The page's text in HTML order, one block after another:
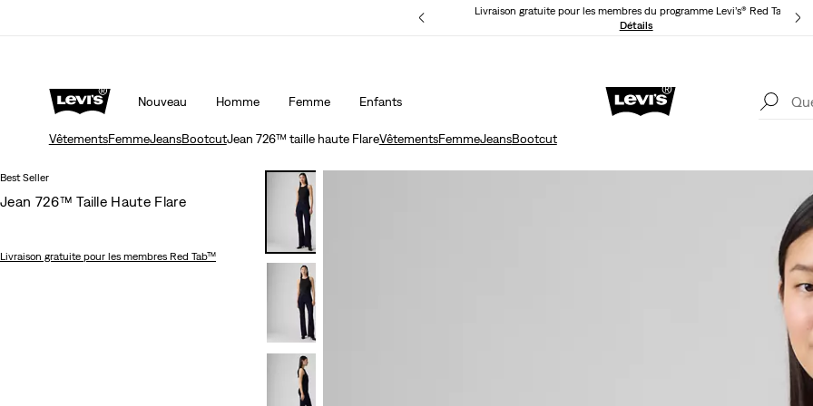
Livraison gratuite pour les membres du programme Levi’s® Red Tab™.
Détails
Nouveau Homme Femme Enfants
Unidays: Les étudiants bénéficient de -20%
VêtementsFemmeJeansBootcutJean 726™ taille haute FlareVêtementsFemmeJeansBootcut
Best Seller
Jean 726™ Taille Haute Flare
Livraison gratuite pour les membres Red Tab™